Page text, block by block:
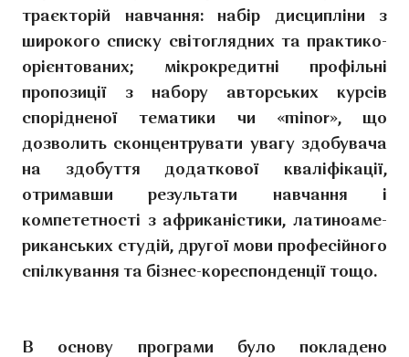
траєкторій навчання: набір дисципліни з
широкого списку світоглядних та практико-
орієнтованих; мікрокредитні профільні
пропозиції з набору авторських курсів
спорідненої тематики чи «minor», що
дозволить сконцентрувати увагу здобувача
на здобуття додаткової кваліфікації,
отримавши результати навчання і
компететності з африканістики, латиноаме-
риканських студій, другої мови професійного
спілкування та бізнес-кореспонденції тощо.
В основу програми було покладено